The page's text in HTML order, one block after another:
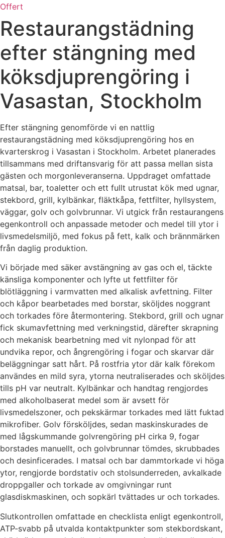
Offert
Restaurangstädning
efter stängning med
köksdjuprengöring i
Vasastan, Stockholm
Efter stängning genomförde vi en nattlig
restaurangstädning med köksdjuprengöring hos en
kvarterskrog i Vasastan i Stockholm. Arbetet planerades
tillsammans med driftansvarig för att passa mellan sista
gästen och morgonleveranserna. Uppdraget omfattade
matsal, bar, toaletter och ett fullt utrustat kök med ugnar,
stekbord, grill, kylbänkar, fläktkåpa, fettfilter, hyllsystem,
väggar, golv och golvbrunnar. Vi utgick från restaurangens
egenkontroll och anpassade metoder och medel till ytor i
livsmedelsmiljö, med fokus på fett, kalk och brännmärken
från daglig produktion.
Vi började med säker avstängning av gas och el, täckte
känsliga komponenter och lyfte ut fettfilter för
blötläggning i varmvatten med alkalisk avfettning. Filter
och kåpor bearbetades med borstar, sköljdes noggrant
och torkades före återmontering. Stekbord, grill och ugnar
fick skumavfettning med verkningstid, därefter skrapning
och mekanisk bearbetning med vit nylonpad för att
undvika repor, och ångrengöring i fogar och skarvar där
beläggningar satt hårt. På rostfria ytor där kalk förekom
användes en mild syra, ytorna neutraliserades och sköljdes
tills pH var neutralt. Kylbänkar och handtag rengjordes
med alkoholbaserat medel som är avsett för
livsmedelszoner, och pekskärmar torkades med lätt fuktad
mikrofiber. Golv försköljdes, sedan maskinskurades de
med lågskummande golvrengöring pH cirka 9, fogar
borstades manuellt, och golvbrunnar tömdes, skrubbades
och desinficerades. I matsal och bar dammtorkade vi höga
ytor, rengjorde bordstativ och stolsunderreden, avkalkade
droppgaller och torkade av omgivningar runt
glasdiskmaskinen, och sopkärl tvättades ur och torkades.
Slutkontrollen omfattade en checklista enligt egenkontroll,
ATP-svabb på utvalda kontaktpunkter som stekbordskant,